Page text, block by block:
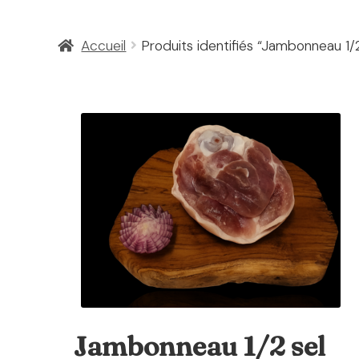
Accueil Produits identifiés “Jambonneau 1/
Jambonneau 1/
Jambonneau 1/2 sel